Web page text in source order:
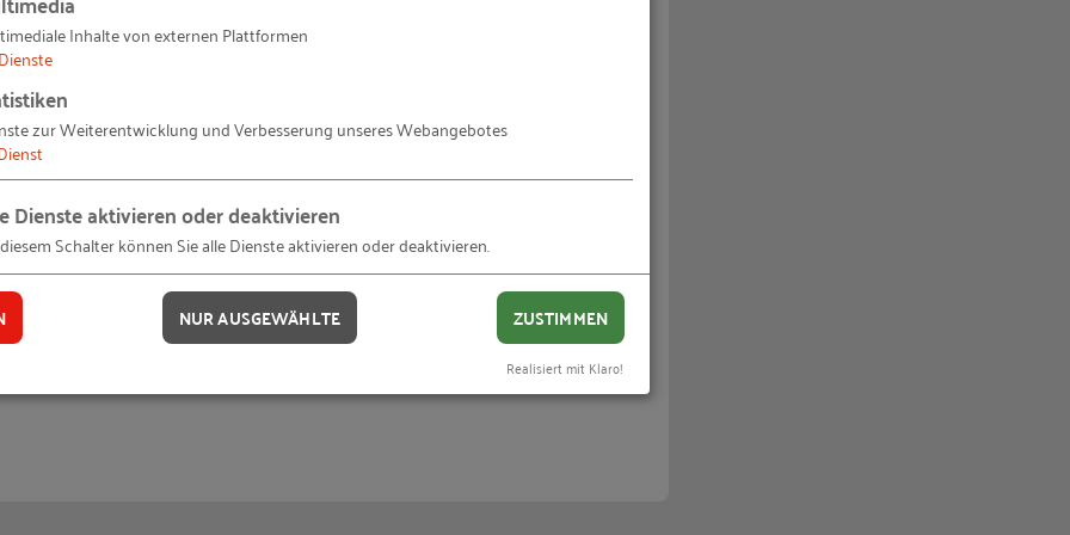
per E-Mail. Im Büro wird die Datei dann nur noch im
aber es soll noch auf acht oder neun aufgestockt werden.
Wir konnten unsere Prozesse optimieren und das
Papier und Zeit sparen. Außerdem ist das neue Arbeiten
doch schneller umgesetzt werden konnte, als wir es
unserer Geschäftsinhaber, die uns voll vertraut
sind jetzt auch die Anzusprechenden für die Kollegschaft
Inhalte von externen Plattformen
Dienste
zur Weiterentwicklung und Verbesserung unseres Webangebotes
Dienste aktivieren oder deaktivieren
Schalter können Sie alle Dienste aktivieren oder deaktivieren.
NUR AUSGEWÄHLTE ZUSTIMMEN
Realisiert mit Klaro!